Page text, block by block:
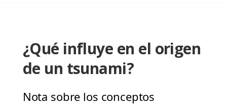
¿Qué influye en el origen
de un tsunami?
Nota sobre los conceptos